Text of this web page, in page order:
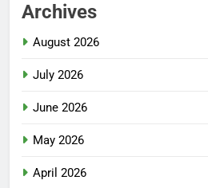
Archives
August 2026
July 2026
June 2026
May 2026
April 2026